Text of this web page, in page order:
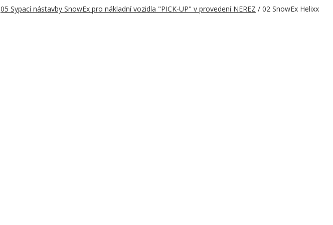
05 Sypací nástavby SnowEx pro nákladní vozidla "PICK-UP" v provedení NEREZ / 02 SnowEx Helixx